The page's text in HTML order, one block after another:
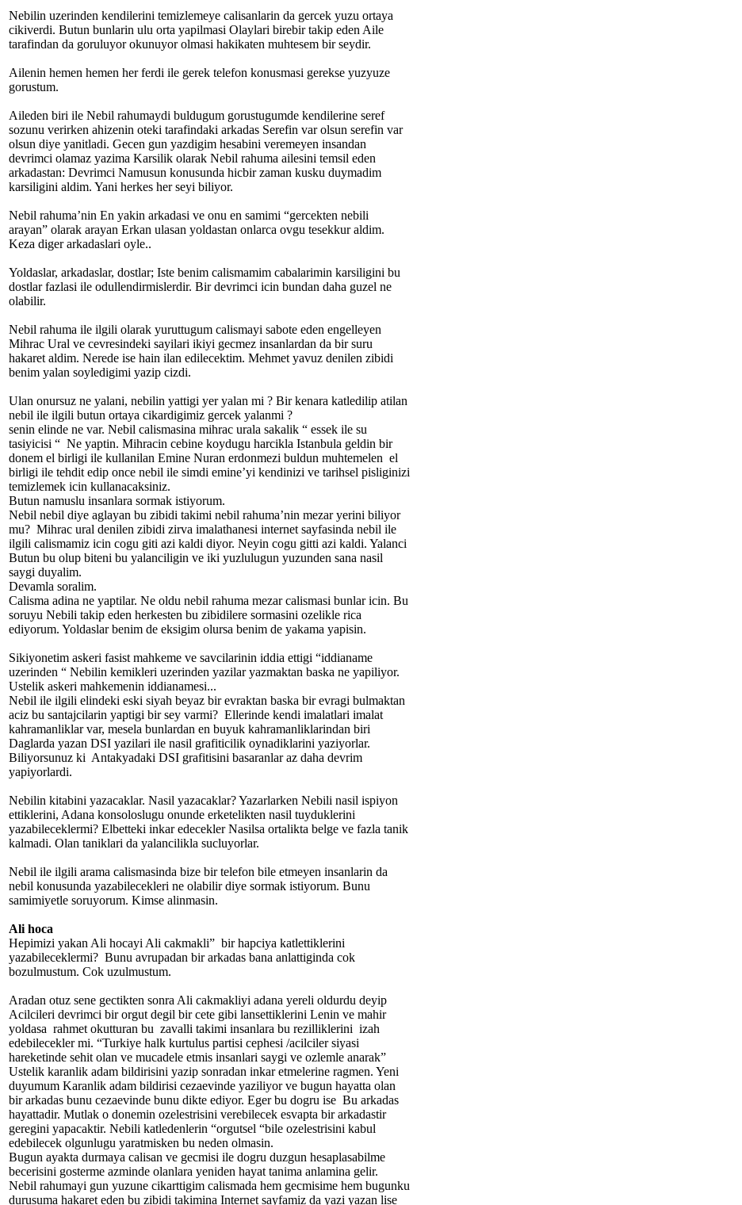
Nebilin uzerinden kendilerini temizlemeye calisanlarin da gercek yuzu ortaya
cikiverdi. Butun bunlarin ulu orta yapilmasi Olaylari birebir takip eden Aile
tarafindan da goruluyor okunuyor olmasi hakikaten muhtesem bir seydir.
Ailenin hemen hemen her ferdi ile gerek telefon konusmasi gerekse yuzyuze
gorustum.
Aileden biri ile Nebil rahumaydi buldugum gorustugumde kendilerine seref
sozunu verirken ahizenin oteki tarafindaki arkadas Serefin var olsun serefin var
olsun diye yanitladi. Gecen gun yazdigim hesabini veremeyen insandan
devrimci olamaz yazima Karsilik olarak Nebil rahuma ailesini temsil eden
arkadastan: Devrimci Namusun konusunda hicbir zaman kusku duymadim
karsiligini aldim. Yani herkes her seyi biliyor.
Nebil rahuma’nin En yakin arkadasi ve onu en samimi “gercekten nebili
arayan” olarak arayan Erkan ulasan yoldastan onlarca ovgu tesekkur aldim.
Keza diger arkadaslari oyle..
Yoldaslar, arkadaslar, dostlar; Iste benim calismamim cabalarimin karsiligini bu
dostlar fazlasi ile odullendirmislerdir. Bir devrimci icin bundan daha guzel ne
olabilir.
Nebil rahuma ile ilgili olarak yuruttugum calismayi sabote eden engelleyen
Mihrac Ural ve cevresindeki sayilari ikiyi gecmez insanlardan da bir suru
hakaret aldim. Nerede ise hain ilan edilecektim. Mehmet yavuz denilen zibidi
benim yalan soyledigimi yazip cizdi.
Ulan onursuz ne yalani, nebilin yattigi yer yalan mi ? Bir kenara katledilip atilan
nebil ile ilgili butun ortaya cikardigimiz gercek yalanmi ?
senin elinde ne var. Nebil calismasina mihrac urala sakalik “ essek ile su
tasiyicisi “ Ne yaptin. Mihracin cebine koydugu harcikla Istanbula geldin bir
donem el birligi ile kullanilan Emine Nuran erdonmezi buldun muhtemelen el
birligi ile tehdit edip once nebil ile simdi emine’yi kendinizi ve tarihsel pisliginizi
temizlemek icin kullanacaksiniz.
Butun namuslu insanlara sormak istiyorum.
Nebil nebil diye aglayan bu zibidi takimi nebil rahuma’nin mezar yerini biliyor
mu? Mihrac ural denilen zibidi zirva imalathanesi internet sayfasinda nebil ile
ilgili calismamiz icin cogu giti azi kaldi diyor. Neyin cogu gitti azi kaldi. Yalanci
Butun bu olup biteni bu yalanciligin ve iki yuzlulugun yuzunden sana nasil
saygi duyalim.
Devamla soralim.
Calisma adina ne yaptilar. Ne oldu nebil rahuma mezar calismasi bunlar icin. Bu
soruyu Nebili takip eden herkesten bu zibidilere sormasini ozelikle rica
ediyorum. Yoldaslar benim de eksigim olursa benim de yakama yapisin.
Sikiyonetim askeri fasist mahkeme ve savcilarinin iddia ettigi “iddianame
uzerinden “ Nebilin kemikleri uzerinden yazilar yazmaktan baska ne yapiliyor.
Ustelik askeri mahkemenin iddianamesi...
Nebil ile ilgili elindeki eski siyah beyaz bir evraktan baska bir evragi bulmaktan
aciz bu santajcilarin yaptigi bir sey varmi? Ellerinde kendi imalatlari imalat
kahramanliklar var, mesela bunlardan en buyuk kahramanliklarindan biri
Daglarda yazan DSI yazilari ile nasil grafiticilik oynadiklarini yaziyorlar.
Biliyorsunuz ki Antakyadaki DSI grafitisini basaranlar az daha devrim
yapiyorlardi.
Nebilin kitabini yazacaklar. Nasil yazacaklar? Yazarlarken Nebili nasil ispiyon
ettiklerini, Adana konsoloslugu onunde erketelikten nasil tuyduklerini
yazabileceklermi? Elbetteki inkar edecekler Nasilsa ortalikta belge ve fazla tanik
kalmadi. Olan taniklari da yalancilikla sucluyorlar.
Nebil ile ilgili arama calismasinda bize bir telefon bile etmeyen insanlarin da
nebil konusunda yazabilecekleri ne olabilir diye sormak istiyorum. Bunu
samimiyetle soruyorum. Kimse alinmasin.
Ali hoca
Hepimizi yakan Ali hocayi Ali cakmakli” bir hapciya katlettiklerini
yazabileceklermi? Bunu avrupadan bir arkadas bana anlattiginda cok
bozulmustum. Cok uzulmustum.
Aradan otuz sene gectikten sonra Ali cakmakliyi adana yereli oldurdu deyip
Acilcileri devrimci bir orgut degil bir cete gibi lansettiklerini Lenin ve mahir
yoldasa rahmet okutturan bu zavalli takimi insanlara bu rezilliklerini izah
edebilecekler mi. “Turkiye halk kurtulus partisi cephesi /acilciler siyasi
hareketinde sehit olan ve mucadele etmis insanlari saygi ve ozlemle anarak”
Ustelik karanlik adam bildirisini yazip sonradan inkar etmelerine ragmen. Yeni
duyumum Karanlik adam bildirisi cezaevinde yaziliyor ve bugun hayatta olan
bir arkadas bunu cezaevinde bunu dikte ediyor. Eger bu dogru ise Bu arkadas
hayattadir. Mutlak o donemin ozelestrisini verebilecek esvapta bir arkadastir
geregini yapacaktir. Nebili katledenlerin “orgutsel “bile ozelestrisini kabul
edebilecek olgunlugu yaratmisken bu neden olmasin.
Bugun ayakta durmaya calisan ve gecmisi ile dogru duzgun hesaplasabilme
becerisini gosterme azminde olanlara yeniden hayat tanima anlamina gelir.
Nebil rahumayi gun yuzune cikarttigim calismada hem gecmisime hem bugunku
durusuma hakaret eden bu zibidi takimina Internet sayfamiz da yazi yazan lise